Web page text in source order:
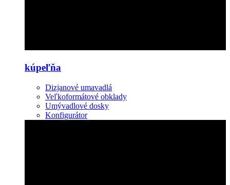
kúpeľňa
Dizjanové umavadlá
Veľkoformátové obklady
Umývadlové dosky
Konfigurátor